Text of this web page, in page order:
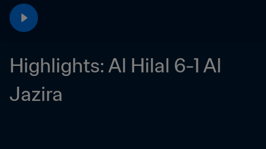
Highlights: Al Hilal 6-1 Al
Jazira